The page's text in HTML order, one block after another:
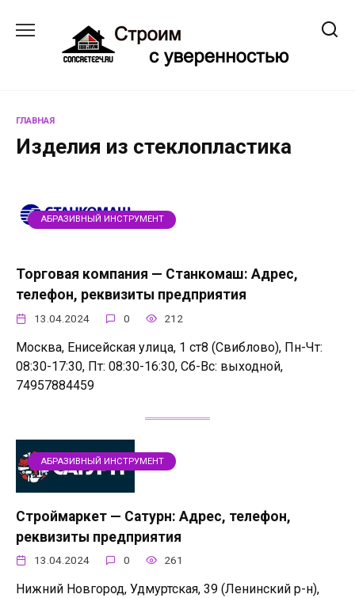
содержанию
ГЛАВНАЯ
Изделия из стеклопластика
АБРАЗИВНЫЙ ИНСТРУМЕНТ
Торговая компания — Станкомаш: Адрес,
телефон, реквизиты предприятия
13.04.2024 0 212
Москва, Енисейская улица, 1 ст8 (Свиблово), Пн-Чт:
08:30-17:30, Пт: 08:30-16:30, Сб-Вс: выходной,
74957884459
АБРАЗИВНЫЙ ИНСТРУМЕНТ
Строймаркет — Сатурн: Адрес, телефон,
реквизиты предприятия
13.04.2024 0 261
Нижний Новгород, Удмуртская, 39 (Ленинский р-н),